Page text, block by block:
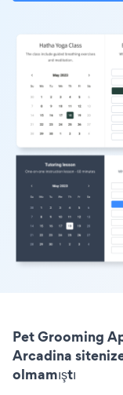
Pet Grooming
Arcadina
olmamıştı